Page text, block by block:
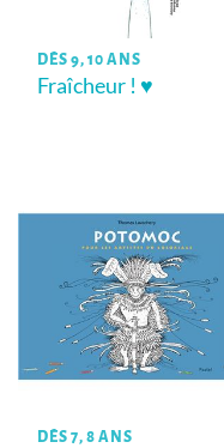
DÈS 9, 10 ANS
Fraîcheur ! ♥
DÈS 7, 8 ANS